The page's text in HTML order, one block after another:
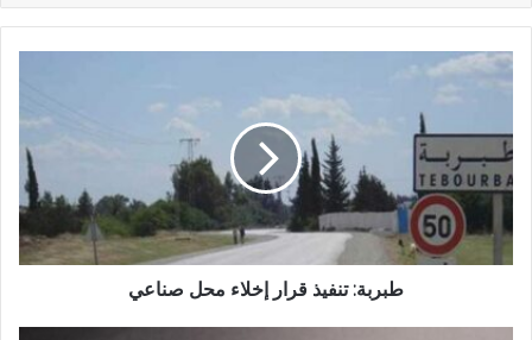
طبربة: تنفيذ قرار إخلاء محل صناعي